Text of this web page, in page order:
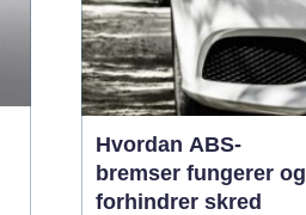
Hvordan ABS-
bremser fungerer og
forhindrer skred